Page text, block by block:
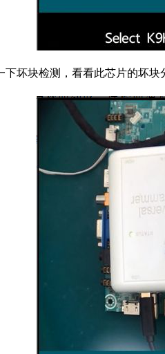
下坏块检测，看看此芯片的坏